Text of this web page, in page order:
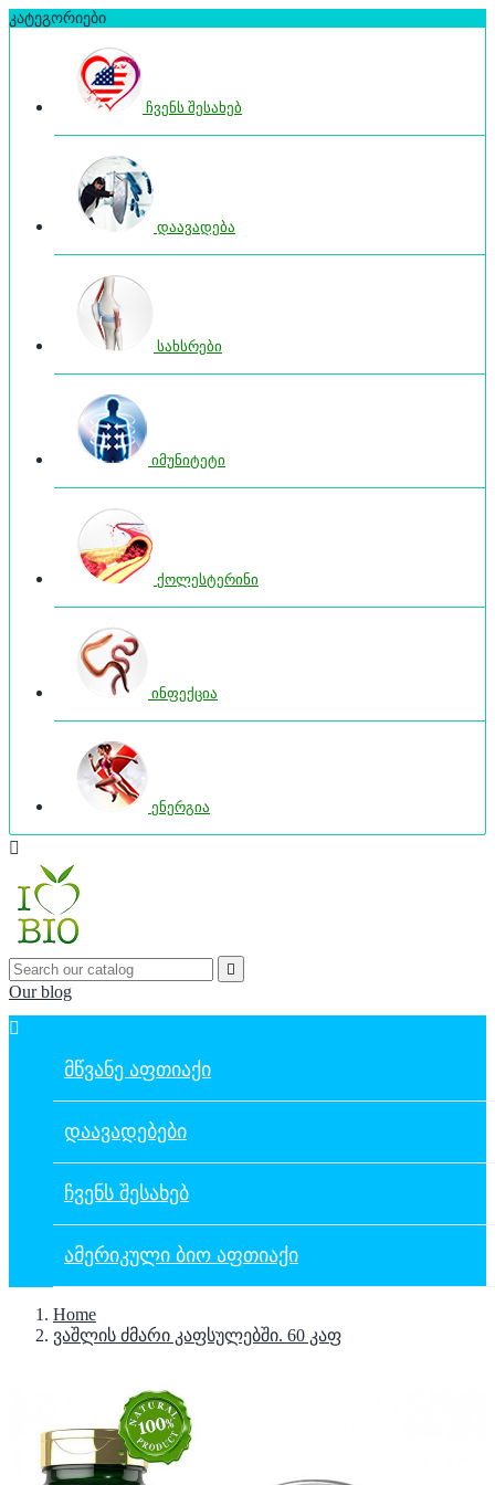
კატეგორიები
ჩვენს შესახებ
დაავადება
სახსრები
იმუნიტეტი
ქოლესტერინი
ინფექცია
ენერგია


Our blog

ᲛᲬᲕᲐᲜᲔ ᲐᲤᲗᲘᲐᲥᲘ
ᲓᲐᲐᲕᲐᲓᲔᲑᲔᲑᲘ
ᲩᲕᲔᲜᲡ ᲨᲔᲡᲐᲮᲔᲑ
ᲐᲛᲔᲠᲘᲙᲣᲚᲘ ᲑᲘᲝ ᲐᲤᲗᲘᲐᲥᲘ
Home
ვაშლის ძმარი კაფსულებში. 60 კაფ